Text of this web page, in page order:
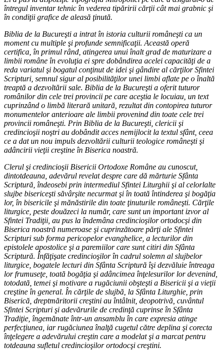
întregul inventar tehnic în vederea tipăririi cărţii cât mai grabnic şi
în condiţii grafice de aleasă ţinută.
Biblia de la Bucureşti a intrat în istoria culturii româneşti ca un
moment cu multiple şi profunde semnificaţii. Această operă
certifica, în primul rând, atingerea unui înalt grad de maturizare a
limbii române în evoluţia ei spre dobândirea acelei capacităţi de a
reda variatul şi bogatul conţinut de idei şi gândire al cărţilor Sfintei
Scripturi, semnul sigur al posibilităţilor unei limbi aflate pe o înaltă
treaptă a dezvoltării sale. Biblia de la Bucureşti a oferit tuturor
românilor din cele trei provincii pe care aceştia le locuiau, un text
cuprinzând o limbă literară unitară, rezultat din contopirea tuturor
monumentelor anterioare ale limbii provenind din toate cele trei
provincii româneşti. Prin Biblia de la Bucureşti, clericii şi
credincioşii noştri au dobândit acces nemijlocit la textul sfânt, ceea
ce a dat un nou impuls dezvoltării culturii teologice româneşti şi
adâncirii vieţii creştine în Biserica noastră.
Clerul şi credincioşii Bisericii Ortodoxe Române au cunoscut,
dintotdeauna, adevărul revelat despre care dă mărturie Sfânta
Scriptură, îndeosebi prin intermediul Sfintei Liturghii şi al celorlalte
slujbe bisericeşti săvârşite necurmat şi în toată întinderea şi bogăţia
lor, în bisericile şi mănăstirile din toate ţinuturile româneşti. Cărţile
liturgice, peste douăzeci la număr, care sunt un important izvor al
Sfintei Tradiţii, au pus la îndemâna credincioşilor ortodocşi din
Biserica noastră numeroase şi cuprinzătoare părţi ale Sfintei
Scripturi sub forma pericopelor evanghelice, a lecturilor din
epistolele apostolice şi a paremiilor care sunt citiri din Sfânta
Scriptură. Înfăţişate credincioşilor în cadrul solemn al slujbelor
liturgice, bogatele lecturi din Sfânta Scriptură îşi dezvăluie întreaga
lor frumuseţe, toată bogăţia şi adâncimea înţelesurilor lor devenind,
totodată, temei şi motivare a rugăciunii obşteşti a Bisericii şi a vieţii
creştine în general. În cărţile de slujbă, la Sfânta Liturghie, prin
Biserică, dreptmăritorii creştini au întâlnit, deopotrivă, cuvântul
Sfintei Scripturi şi adevărurile de credinţă cuprinse în Sfânta
Tradiţie, îngemănate într-un ansamblu în care expresia atinge
perfecţiunea, iar rugăciunea înalţă cugetul către deplina şi corecta
înţelegere a adevărului creştin care a modelat şi a marcat pentru
totdeauna sufletul credincioşilor ortodocşi creştini.